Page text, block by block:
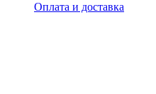
Оплата и доставка